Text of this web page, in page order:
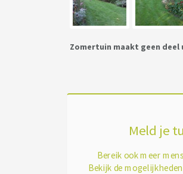
Zomertuin maakt geen
Meld je
Bereik ook meer
Bekijk de